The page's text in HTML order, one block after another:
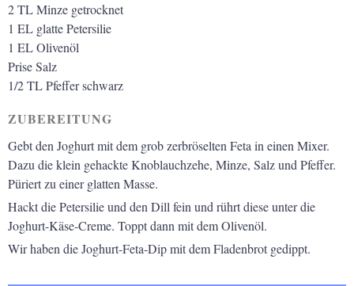
2TLMinze getrocknet
1 EL glatte Petersilie
1 ELOlivenöl
PriseSalz
1/2TLPfeffer schwarz
ZUBEREITUNG
Gebt den Joghurt mit dem grob zerbröselten Feta in einen Mixer.
Dazu dieklein gehackte Knoblauchzehe, Minze, Salz und Pfeffer.
Püriert zu einerglatten Masse.
Hackt die Petersilie und den Dill fein und rührt diese unter die
Joghurt-Käse-Creme. Toppt dann mit dem Olivenöl.
Wir haben die Joghurt-Feta-Dip mit dem Fladenbrot gedippt.